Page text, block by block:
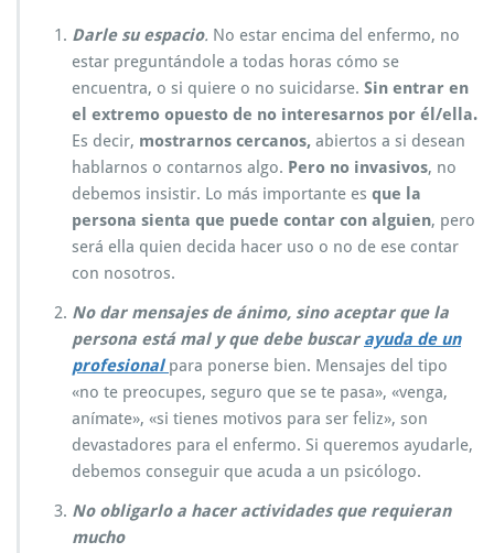
Darle su espacio. No estar encima del enfermo, no
estar preguntándole a todas horas cómo se
encuentra, o si quiere o no suicidarse. Sin entrar en
el extremo opuesto de no interesarnos por él/ella.
Es decir, mostrarnos cercanos, abiertos a si desean
hablarnos o contarnos algo. Pero no invasivos, no
debemos insistir. Lo más importante es que la
persona sienta que puede contar con alguien, pero
será ella quien decida hacer uso o no de ese contar
con nosotros.
No dar mensajes de ánimo, sino aceptar que la
persona está mal y que debe buscar ayuda de un
profesional para ponerse bien. Mensajes del tipo
«no te preocupes, seguro que se te pasa», «venga,
anímate», «si tienes motivos para ser feliz», son
devastadores para el enfermo. Si queremos ayudarle,
debemos conseguir que acuda a un psicólogo.
No obligarlo a hacer actividades que requieran
mucho